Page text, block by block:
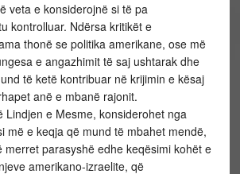
veta e konsiderojnë si të pa
kontrolluar. Ndërsa kritikët e
thonë se politika amerikane, ose më
e angazhimit të saj ushtarak dhe
të ketë kontribuar në krijimin e kësaj
anë e mbanë rajonit.
Lindjen e Mesme, konsiderohet nga
më e keqja që mund të mbahet mendë,
merret parasyshë edhe keqësimi kohët e
amerikano-izraelite, që